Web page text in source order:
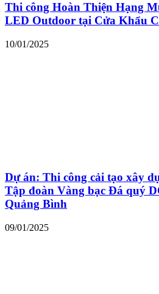
Thi công Hoàn Thiện Hạng
LED Outdoor tại Cửa Khẩu
10/01/2025
Dự án: Thi công cải tạo xây
Tập đoàn Vàng bạc Đá quý
Quảng Bình
09/01/2025